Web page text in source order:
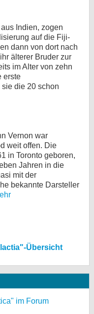
Indien, zogen
auf die Fiji-
dann von dort nach
älterer Bruder zur
im Alter von zehn
erste
die 20 schon
Vernon war
weit offen. Die
in Toronto geboren,
Jahren in die
mit der
bekannte Darsteller
Übersicht
im Forum